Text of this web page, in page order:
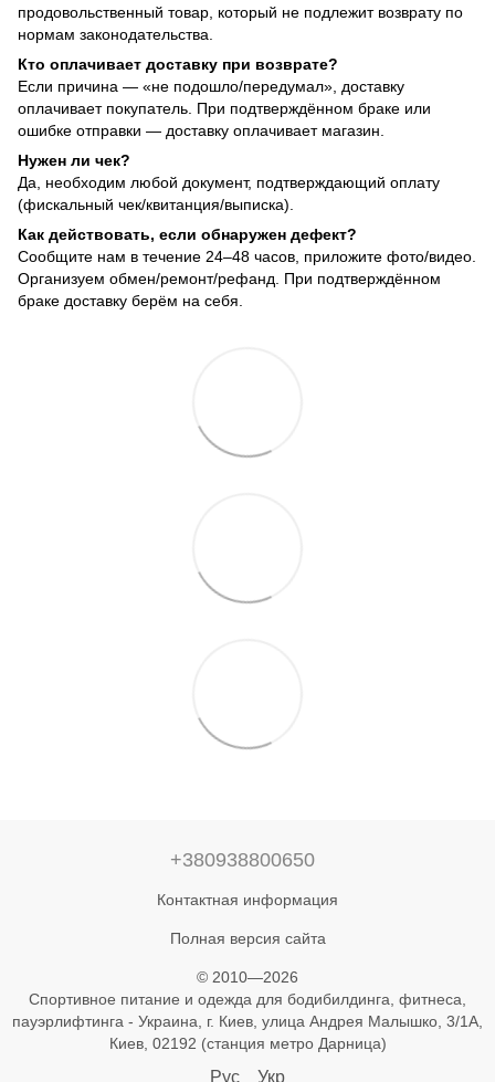
продовольственный товар, который не подлежит возврату по
нормам законодательства.
Кто оплачивает доставку при возврате?
Если причина — «не подошло/передумал», доставку
оплачивает покупатель. При подтверждённом браке или
ошибке отправки — доставку оплачивает магазин.
Нужен ли чек?
Да, необходим любой документ, подтверждающий оплату
(фискальный чек/квитанция/выписка).
Как действовать, если обнаружен дефект?
Сообщите нам в течение 24–48 часов, приложите фото/видео.
Организуем обмен/ремонт/рефанд. При подтверждённом
браке доставку берём на себя.
+380938800650
Контактная информация
Полная версия сайта
© 2010—2026
Спортивное питание и одежда для бодибилдинга, фитнеса,
пауэрлифтинга - Украина, г. Киев, улица Андрея Малышко, 3/1А,
Киев, 02192 (станция метро Дарница)
Рус Укр